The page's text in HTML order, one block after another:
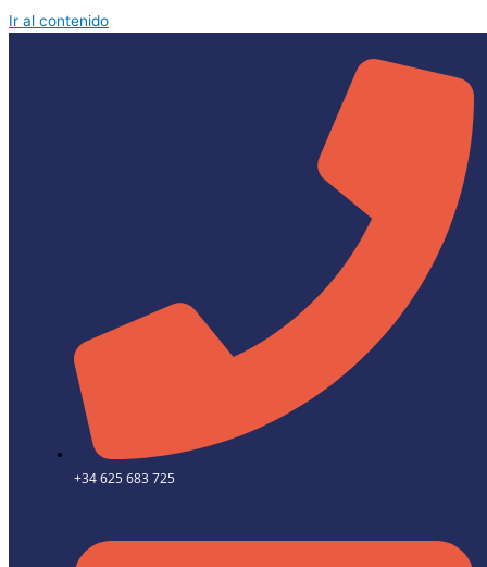
Ir al contenido
+34 625 683 725